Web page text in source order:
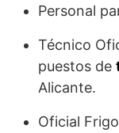
Personal
Técnico
puestos de
Alicante.
Oficial